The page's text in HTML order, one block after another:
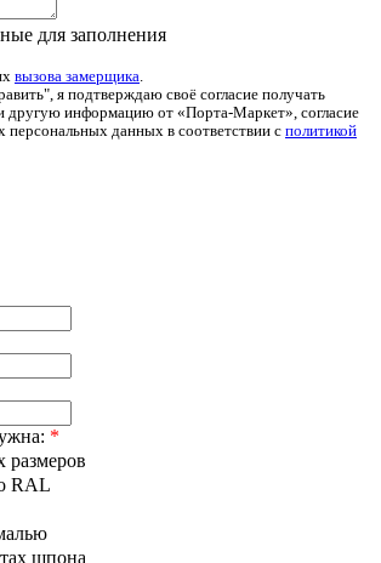
для заполнения
вызова замерщика.
я подтверждаю своё согласие получать
другую информацию от «Порта-Маркет», согласие
персональных данных в соответствии с политикой
*
размеров
RAL
шпона